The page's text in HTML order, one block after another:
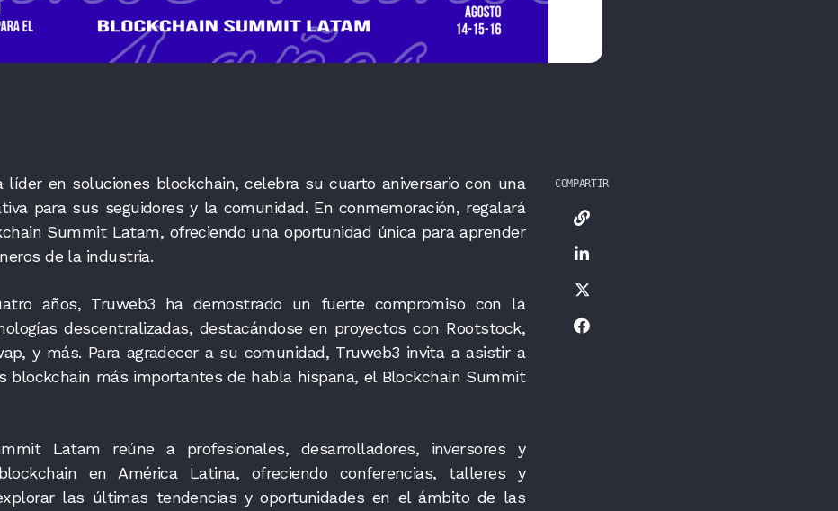
líder en soluciones blockchain, celebra su cuarto aniversario con una
para sus seguidores y la comunidad. En conmemoración, regalará
Summit Latam, ofreciendo una oportunidad única para aprender
de la industria.
años, Truweb3 ha demostrado un fuerte compromiso con la
descentralizadas, destacándose en proyectos con Rootstock,
y más. Para agradecer a su comunidad, Truweb3 invita a asistir a
blockchain más importantes de habla hispana, el Blockchain Summit
Latam reúne a profesionales, desarrolladores, inversores y
en América Latina, ofreciendo conferencias, talleres y
las últimas tendencias y oportunidades en el ámbito de las
COMPARTIR